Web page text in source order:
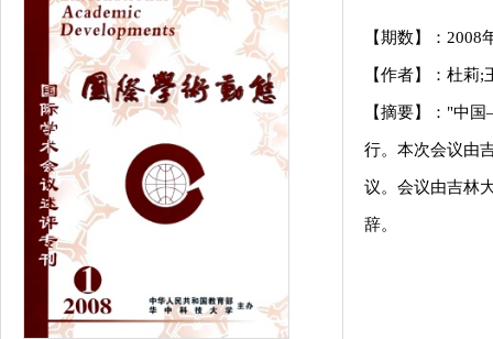
【期数】： 2008
【作者】：杜莉;
【摘要】："中
行。本次会议由
议。会议由吉林
辞。